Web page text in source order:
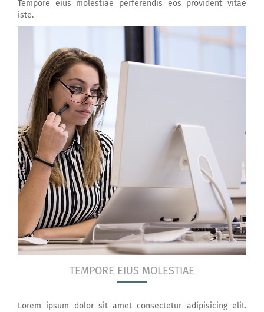
Tempore eius molestiae perferendis eos provident vitae
iste.
TEMPORE EIUS MOLESTIAE
Lorem ipsum dolor sit amet consectetur adipisicing elit.